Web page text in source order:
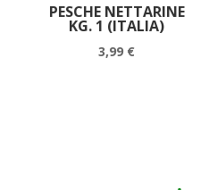
PESCHE NETTARINE
KG. 1 (ITALIA)
3,99 €